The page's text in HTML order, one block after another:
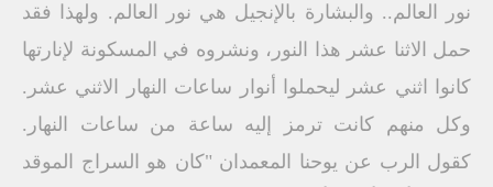
نور العالم.. والبشارة بالإنجيل هي نور العالم. ولهذا فقد
حمل الاثنا عشر هذا النور، ونشروه في المسكونة لإنارتها
كانوا اثني عشر ليحملوا أنوار ساعات النهار الاثني عشر.
وكل منهم كانت ترمز إليه ساعة من ساعات النهار.
كقول الرب عن يوحنا المعمدان "كان هو السراج الموقد